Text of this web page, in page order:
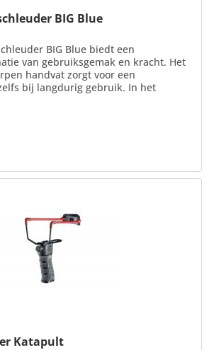
BIG Blue
BIG Blue biedt een
van gebruiksgemak en kracht. Het
handvat zorgt voor een
bij langdurig gebruik. In het
Katapult